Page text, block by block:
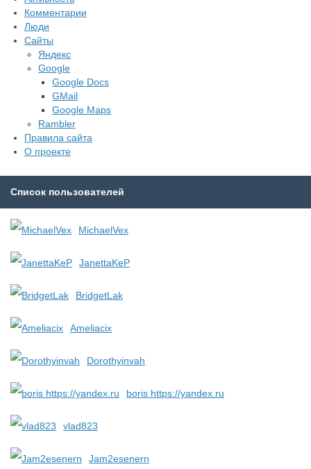
Комментарии
Люди
Сайты
Яндекс
Google
Google Docs
GMail
Google Maps
Rambler
Правила сайта
О проекте
Список пользователей
MichaelVex
JanettaKeP
BridgetLak
Ameliacix
Dorothyinvah
boris https://yandex.ru
vlad823
Jam2esenern